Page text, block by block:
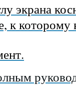
экрана
к которому